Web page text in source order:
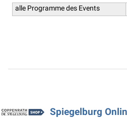
alle Programme des Events
Spiegelburg